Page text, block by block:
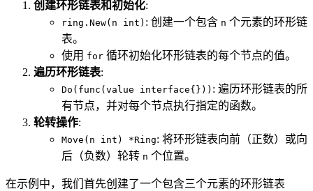
创建环形链表和初始化:
ring.New(n int) : 创建一个包含 n 个元素的环形链
表。
使用 for 循环初始化环形链表的每个节点的值。
遍历环形链表:
Do(func(value interface{})) : 遍历环形链表的所
有节点，并对每个节点执行指定的函数。
轮转操作:
Move(n int) *Ring: 将环形链表向前（正数）或向
后（负数）轮转 n 个位置。
在示例中，我们首先创建了一个包含三个元素的环形链表